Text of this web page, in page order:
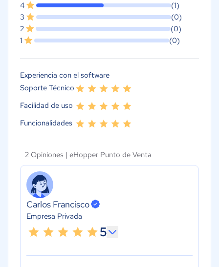
4
(1)
3
(0)
2
(0)
1
(0)
Experiencia con el software
Soporte Técnico
Facilidad de uso
Funcionalidades
2 Opiniones | eHopper Punto de Venta
Carlos Francisco
Empresa Privada
5